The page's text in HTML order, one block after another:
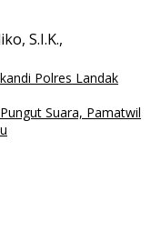
Polres Landak
Suara, Pamatwil